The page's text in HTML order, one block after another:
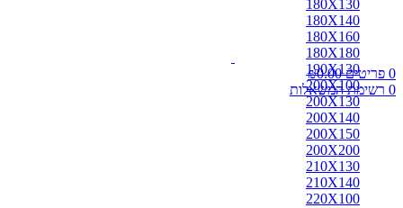
0 פריטים ₪0.00
0 רשימת המשאלות
180X130
180X140
180X160
180X180
190X130
200X100
200X130
200X140
200X150
200X200
210X130
210X140
220X100